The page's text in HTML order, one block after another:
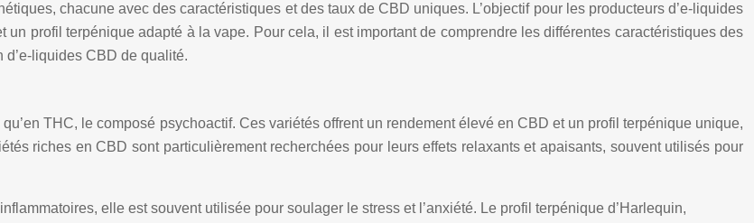
chacune avec des caractéristiques et des taux de CBD uniques. L’objectif pour les producteurs d’e-liquides
profil terpénique adapté à la vape. Pour cela, il est important de comprendre les différentes caractéristiques des
liquides CBD de qualité.
THC, le composé psychoactif. Ces variétés offrent un rendement élevé en CBD et un profil terpénique unique,
riches en CBD sont particulièrement recherchées pour leurs effets relaxants et apaisants, souvent utilisés pour
elle est souvent utilisée pour soulager le stress et l’anxiété. Le profil terpénique d’Harlequin,